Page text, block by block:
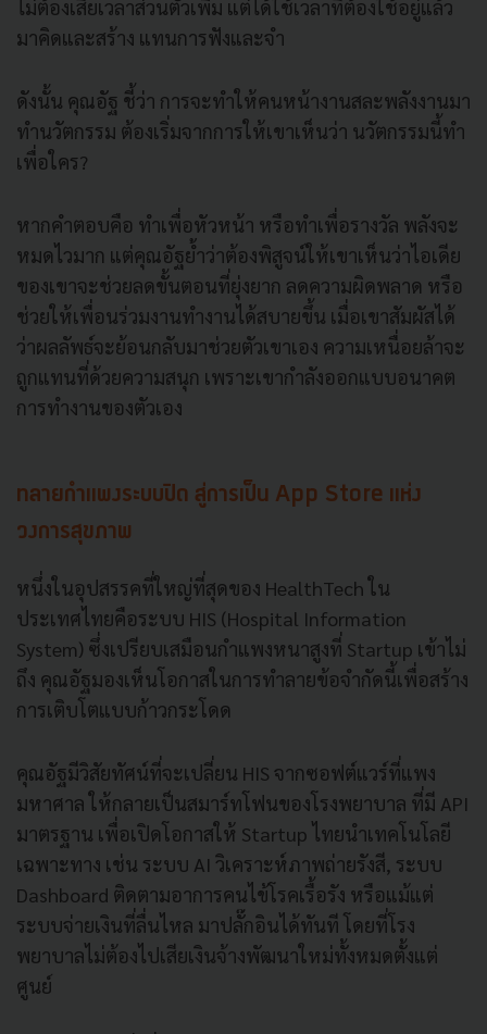
ไม่ต้องเสียเวลาส่วนตัวเพิ่ม แต่ได้ใช้เวลาที่ต้องใช้อยู่แล้ว
มาคิดและสร้าง แทนการฟังและจำ
ดังนั้น คุณอัฐ ชี้ว่า การจะทำให้คนหน้างานสละพลังงานมา
ทำนวัตกรรม ต้องเริ่มจากการให้เขาเห็นว่า นวัตกรรมนี้ทำ
เพื่อใคร?
หากคำตอบคือ ทำเพื่อหัวหน้า หรือทำเพื่อรางวัล พลังจะ
หมดไวมาก แต่คุณอัฐย้ำว่าต้องพิสูจน์ให้เขาเห็นว่าไอเดีย
ของเขาจะช่วยลดขั้นตอนที่ยุ่งยาก ลดความผิดพลาด หรือ
ช่วยให้เพื่อนร่วมงานทำงานได้สบายขึ้น เมื่อเขาสัมผัสได้
ว่าผลลัพธ์จะย้อนกลับมาช่วยตัวเขาเอง ความเหนื่อยล้าจะ
ถูกแทนที่ด้วยความสนุก เพราะเขากำลังออกแบบอนาคต
การทำงานของตัวเอง
ทลายกำแพงระบบปิด สู่การเป็น App Store แห่ง
วงการสุขภาพ
หนึ่งในอุปสรรคที่ใหญ่ที่สุดของ HealthTech ใน
ประเทศไทยคือระบบ HIS (Hospital Information
System) ซึ่งเปรียบเสมือนกำแพงหนาสูงที่ Startup เข้าไม่
ถึง คุณอัฐมองเห็นโอกาสในการทำลายข้อจำกัดนี้เพื่อสร้าง
การเติบโตแบบก้าวกระโดด
คุณอัฐมีวิสัยทัศน์ที่จะเปลี่ยน HIS จากซอฟต์แวร์ที่แพง
มหาศาล ให้กลายเป็นสมาร์ทโฟนของโรงพยาบาล ที่มี API
มาตรฐาน เพื่อเปิดโอกาสให้ Startup ไทยนำเทคโนโลยี
เฉพาะทาง เช่น ระบบ AI วิเคราะห์ภาพถ่ายรังสี, ระบบ
Dashboard ติดตามอาการคนไข้โรคเรื้อรัง หรือแม้แต่
ระบบจ่ายเงินที่ลื่นไหล มาปลั๊กอินได้ทันที โดยที่โรง
พยาบาลไม่ต้องไปเสียเงินจ้างพัฒนาใหม่ทั้งหมดตั้งแต่
ศูนย์